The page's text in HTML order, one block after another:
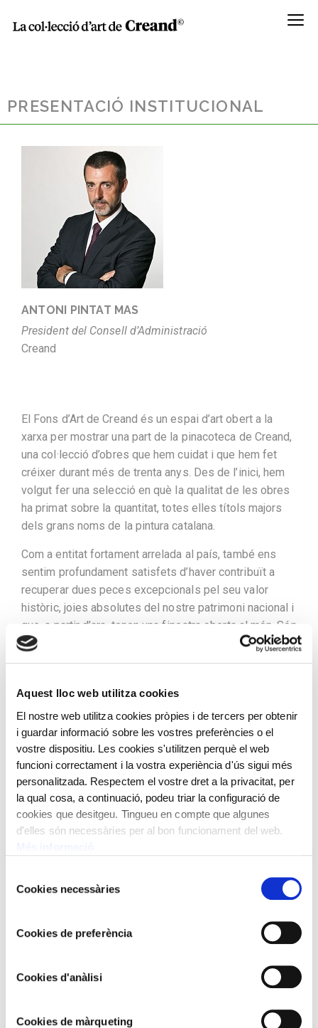
Aquest lloc web utilitza cookies
El nostre web utilitza cookies pròpies i de tercers per obtenir
i guardar informació sobre les vostres preferències o el
vostre dispositiu. Les cookies s'utilitzen perquè el web
funcioni correctament i la vostra experiència d'ús sigui més
personalitzada. Respectem el vostre dret a la privacitat, per
la qual cosa, a continuació, podeu triar la configuració de
cookies que desitgeu. Tingueu en compte que algunes
d'elles són necessàries per al bon funcionament del web.
deCookies necessàries
Cookies de preferència
Cookies d'anàlisi
Cookies de màrqueting
Menú
PRESENTACIÓ INSTITUCIONAL
ANTONI PINTAT MAS
President del Consell d’Administració
Creand
El Fons d’Art de Creand és un espai d’art obert a la
xarxa per mostrar una part de la pinacoteca de Creand,
una col·lecció d’obres que hem cuidat i que hem fet
créixer durant més de trenta anys. Des de l’inici, hem
volgut fer una selecció en què la qualitat de les obres
ha primat sobre la quantitat, totes elles títols majors
dels grans noms de la pintura catalana.
Com a entitat fortament arrelada al país, també ens
sentim profundament satisfets d’haver contribuït a
recuperar dues peces excepcionals pel seu valor
històric, joies absolutes del nostre patrimoni nacional i
que, a partir d’ara, tenen una finestra oberta al món. Són
la predel·la del retaule de Sant Miquel de Prats i una
de les taules centrals, del mont Gàrgan.
El Fons d’Art de Creand va néixer a finals dels anys 80
d’Administració. A totes les persones que hi han
contribuït, el nostre agraïment més sincer.